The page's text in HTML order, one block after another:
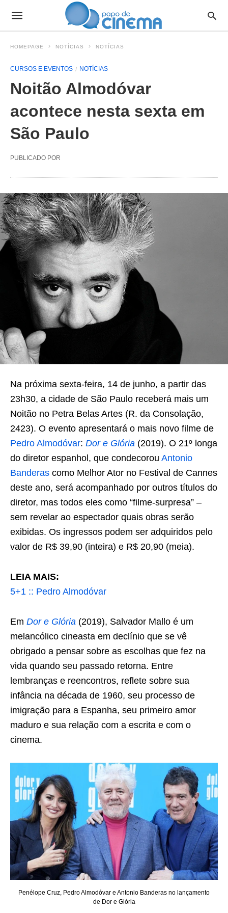
HOMEPAGE NOTÍCIAS NOTÍCIAS
CURSOS E EVENTOS NOTÍCIAS
Noitão Almodóvar
acontece nesta sexta em
São Paulo
PUBLICADO POR
Na próxima sexta-feira, 14 de junho, a partir das
23h30, a cidade de São Paulo receberá mais um
Noitão no Petra Belas Artes (R. da Consolação,
2423). O evento apresentará o mais novo filme de
Pedro Almodóvar: Dor e Glória (2019). O 21º longa
do diretor espanhol, que condecorou Antonio
Banderas como Melhor Ator no Festival de Cannes
deste ano, será acompanhado por outros títulos do
diretor, mas todos eles como “filme-surpresa” –
sem revelar ao espectador quais obras serão
exibidas. Os ingressos podem ser adquiridos pelo
valor de R$ 39,90 (inteira) e R$ 20,90 (meia).
LEIA MAIS:
5+1 :: Pedro Almodóvar
Em Dor e Glória (2019), Salvador Mallo é um
melancólico cineasta em declínio que se vê
obrigado a pensar sobre as escolhas que fez na
vida quando seu passado retorna. Entre
lembranças e reencontros, reflete sobre sua
infância na década de 1960, seu processo de
imigração para a Espanha, seu primeiro amor
maduro e sua relação com a escrita e com o
cinema.
Penélope Cruz, Pedro Almodóvar e Antonio Banderas no lançamento
de Dor e Glória